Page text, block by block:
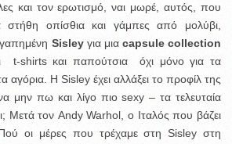
και τον ερωτισμό, ναι μωρέ, αυτός, που
οπίσθια και γάμπες από μολύβι,
Sisleyγια μια capsule collection
t-shirts και παπούτσια όχι μόνο για τα
αγόρια. Η Sisley έχει αλλάξει το προφίλ της
πω και λίγο πιο sexy – τα τελευταία
Μετά τον Andy Warhol, o Ιταλός που βάζει
οι μέρες που τρέχαμε στη Sisley στη